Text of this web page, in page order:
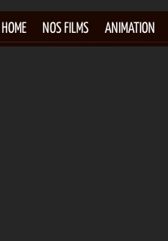
HOME NOS FILMS ANIMATION